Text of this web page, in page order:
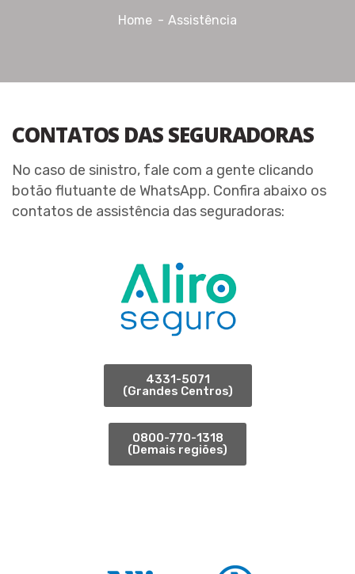
Home Assistência
CONTATOS DAS SEGURADORAS
No caso de sinistro, fale com a gente clicando
botão flutuante de WhatsApp. Confira abaixo os
contatos de assistência das seguradoras:
4331-5071
(Grandes Centros)
0800-770-1318
(Demais regiões)